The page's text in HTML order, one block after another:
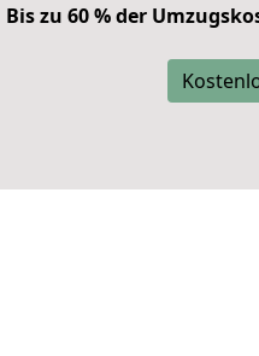
Bis zu 60 % der